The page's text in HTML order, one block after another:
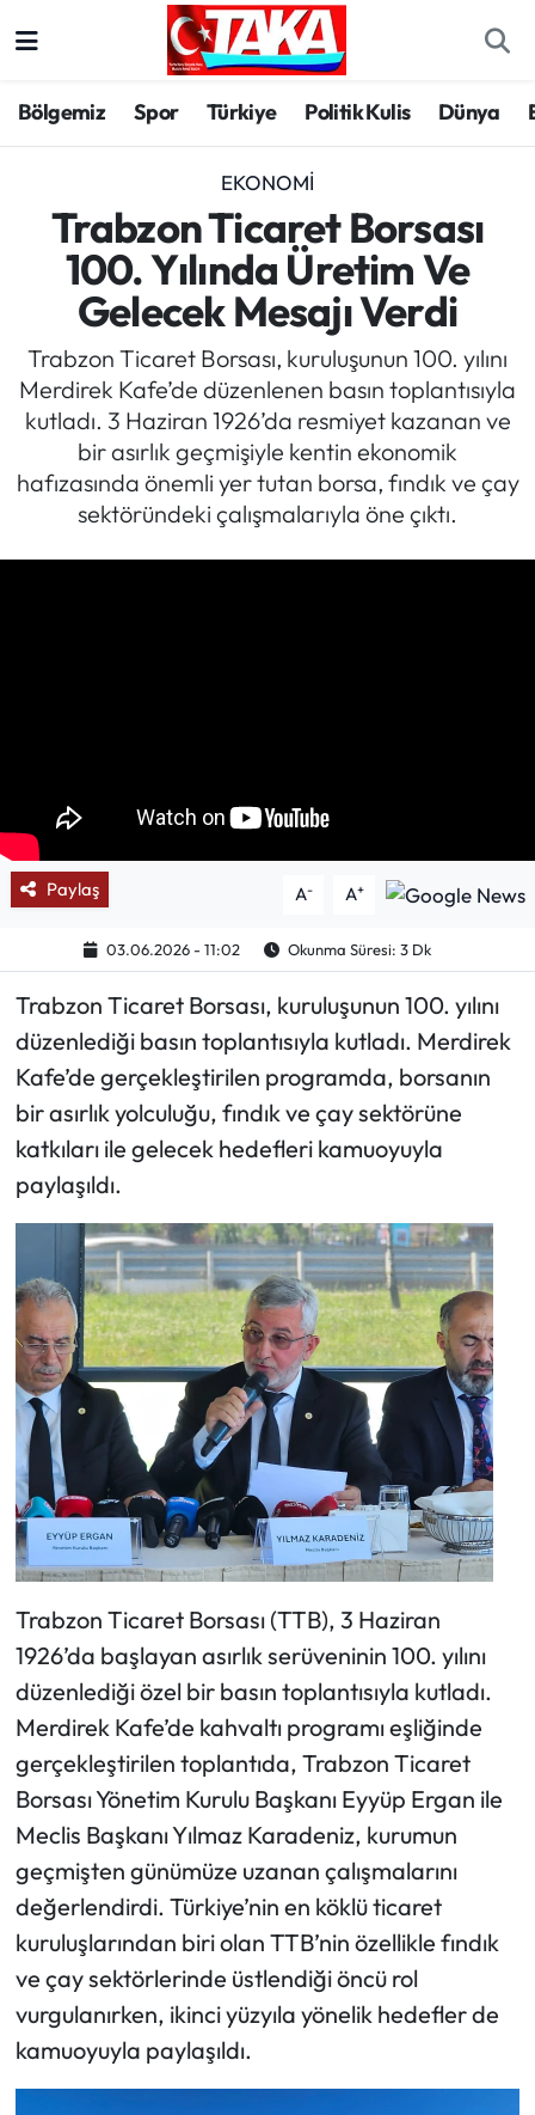
Bölgemiz Spor Türkiye Politik Kulis Dünya
EKONOMI
Trabzon Ticaret Borsası
100. Yılında Üretim Ve
Gelecek Mesajı Verdi
Trabzon Ticaret Borsası, kuruluşunun 100. yılını
Merdirek Kafe’de düzenlenen basın toplantısıyla
kutladı. 3 Haziran 1926’da resmiyet kazanan ve
bir asırlık geçmişiyle kentin ekonomik
hafızasında önemli yer tutan borsa, fındık ve çay
sektöründeki çalışmalarıyla öne çıktı.
Paylaş A- A+
03.06.2026 - 11:02 Okunma Süresi: 3 Dk
Trabzon Ticaret Borsası, kuruluşunun 100. yılını
düzenlediği basın toplantısıyla kutladı. Merdirek
Kafe’de gerçekleştirilen programda, borsanın
bir asırlık yolculuğu, fındık ve çay sektörüne
katkıları ile gelecek hedefleri kamuoyuyla
paylaşıldı.
Trabzon Ticaret Borsası (TTB), 3 Haziran
1926’da başlayan asırlık serüveninin 100. yılını
düzenlediği özel bir basın toplantısıyla kutladı.
Merdirek Kafe’de kahvaltı programı eşliğinde
gerçekleştirilen toplantıda, Trabzon Ticaret
Borsası Yönetim Kurulu Başkanı Eyyüp Ergan ile
Meclis Başkanı Yılmaz Karadeniz, kurumun
geçmişten günümüze uzanan çalışmalarını
değerlendirdi. Türkiye’nin en köklü ticaret
kuruluşlarından biri olan TTB’nin özellikle fındık
ve çay sektörlerinde üstlendiği öncü rol
vurgulanırken, ikinci yüzyıla yönelik hedefler de
kamuoyuyla paylaşıldı.
Spor
Türkiye
Kültür/Sanat
Politika
Politik Kulis
Dünya
Magazin
Karikatür Galeri
BIK
ASTROLOJİ
Spor Yazıları
Mektup Galeri
Ekonomi
Sağlık
Turizm
Teknoloji
Trabzon Hava Durumu
Trabzon Trafik Yoğunluk Haritası
Süper Lig Puan Durumu ve Fikstür
Tüm Manşetler
Son Dakika Haberleri
Haber Arşivi